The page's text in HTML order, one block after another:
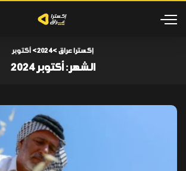
إكسترا عراق >
2024
> أكتوبر
الشهر:أكتوبر 2024